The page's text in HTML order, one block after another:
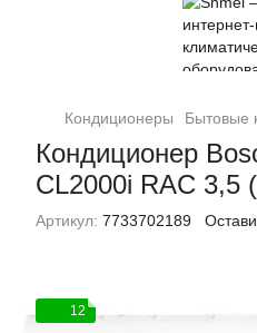
Кондиционеры Бытовые
Кондиционер
CL2000i RAC 3,5
Артикул: 7733702189
12